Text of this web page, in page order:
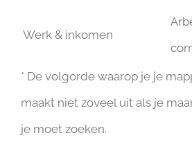
Werk & inkomen
* De volgorde waarop je je
maakt niet zoveel uit als je
je moet zoeken.